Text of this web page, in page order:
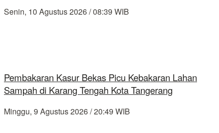
Senin, 10 Agustus 2026 / 08:39 WIB
Pembakaran Kasur Bekas Picu Kebakaran Lahan
Sampah di Karang Tengah Kota Tangerang
Minggu, 9 Agustus 2026 / 20:49 WIB